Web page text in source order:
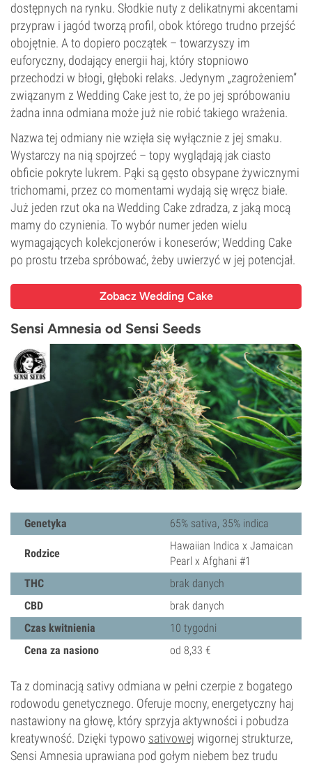
dostępnych na rynku. Słodkie nuty z delikatnymi akcentami
przypraw i jagód tworzą profil, obok którego trudno przejść
obojętnie. A to dopiero początek – towarzyszy im
euforyczny, dodający energii haj, który stopniowo
przechodzi w błogi, głęboki relaks. Jedynym „zagrożeniem”
związanym z Wedding Cake jest to, że po jej spróbowaniu
żadna inna odmiana może już nie robić takiego wrażenia.
Nazwa tej odmiany nie wzięła się wyłącznie z jej smaku.
Wystarczy na nią spojrzeć – topy wyglądają jak ciasto
obficie pokryte lukrem. Pąki są gęsto obsypane żywicznymi
trichomami, przez co momentami wydają się wręcz białe.
Już jeden rzut oka na Wedding Cake zdradza, z jaką mocą
mamy do czynienia. To wybór numer jeden wielu
wymagających kolekcjonerów i koneserów; Wedding Cake
po prostu trzeba spróbować, żeby uwierzyć w jej potencjał.
Zobacz Wedding Cake
Sensi Amnesia od Sensi Seeds
Genetyka 65% sativa, 35% indica
Rodzice
Hawaiian Indica x Jamaican
Pearl x Afghani #1
THC
brak danych
CBD
brak danych
Czas kwitnienia
10 tygodni
Cena za nasiono
od 8,33 €
Ta z dominacją sativy odmiana w pełni czerpie z bogatego
rodowodu genetycznego. Oferuje mocny, energetyczny haj
nastawiony na głowę, który sprzyja aktywności i pobudza
kreatywność. Dzięki typowo sativowej wigornej strukturze,
Sensi Amnesia uprawiana pod gołym niebem bez trudu